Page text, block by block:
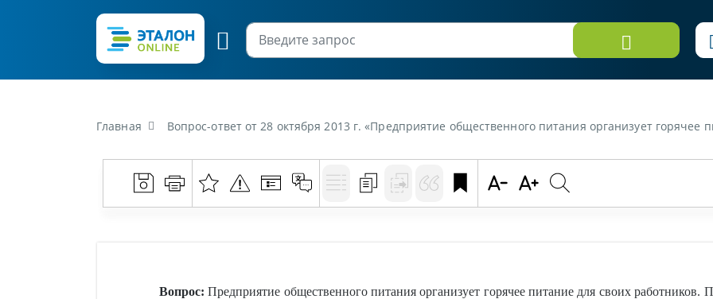
Главная Вопрос-ответ от 28 октября 2013 г. «Предприятие общественного питания организует горячее питание для своих работников. При этом стоимость питания удешевляется за счет снятия наценки. Обеды оплачиваются работниками. Облагается ли данное удешевление питания подоходным налогом и
Вопрос: Предприятие общественного питания организует горячее питание для своих работников.